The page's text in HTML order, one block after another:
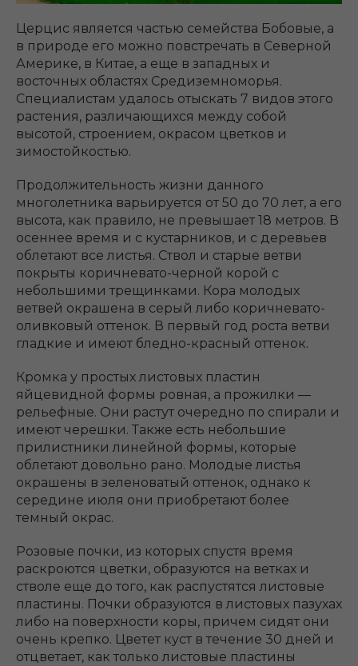
Церцис является частью семейства Бобовые, а
в природе его можно повстречать в Северной
Америке, в Китае, а еще в западных и
восточных областях Средиземноморья.
Специалистам удалось отыскать 7 видов этого
растения, различающихся между собой
высотой, строением, окрасом цветков и
зимостойкостью.
Продолжительность жизни данного
многолетника варьируется от 50 до 70 лет, а его
высота, как правило, не превышает 18 метров. В
осеннее время и с кустарников, и с деревьев
облетают все листья. Ствол и старые ветви
покрыты коричневато-черной корой с
небольшими трещинками. Кора молодых
ветвей окрашена в серый либо коричневато-
оливковый оттенок. В первый год роста ветви
гладкие и имеют бледно-красный оттенок.
Кромка у простых листовых пластин
яйцевидной формы ровная, а прожилки ―
рельефные. Они растут очередно по спирали и
имеют черешки. Также есть небольшие
прилистники линейной формы, которые
облетают довольно рано. Молодые листья
окрашены в зеленоватый оттенок, однако к
середине июля они приобретают более
темный окрас.
Розовые почки, из которых спустя время
раскроются цветки, образуются на ветках и
стволе еще до того, как распустятся листовые
пластины. Почки образуются в листовых пазухах
либо на поверхности коры, причем сидят они
очень крепко. Цветет куст в течение 30 дней и
отцветает, как только листовые пластины